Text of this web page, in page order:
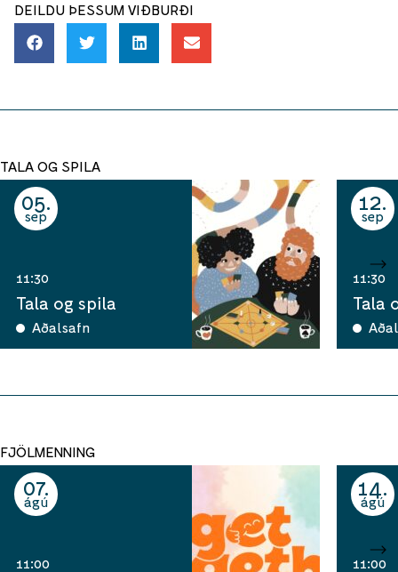
DEILDU ÞESSUM VIÐBURÐI
TALA OG SPILA
05
sep
11:30
Tala og spila
Aðalsafn
12
sep
11:30
Tala
FJÖLMENNING
07
ágú
11:00
14
ágú
11:00